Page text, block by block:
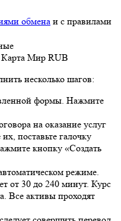
обмена и с правилами
Мир RUB
несколько шагов:
формы. Нажмите
на оказание услуг
поставьте галочку
кнопку «Создать
режиме.
от 30 до 240 минут. Курс
Все активы проходят